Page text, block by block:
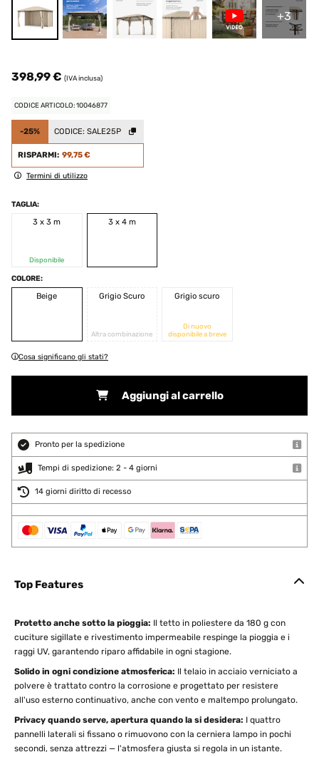
+3
398,99 € (IVA inclusa)
CODICE ARTICOLO: 10046877
-25% CODICE: SALE25P
RISPARMI: 99,75 €
Termini di utilizzo
TAGLIA:
3 x 3 m
Disponibile
3 x 4 m
COLORE:
Beige
Grigio Scuro
Altra combinazione
Grigio scuro
Di nuovo
disponibile a breve
Cosa significano gli stati?
Aggiungi al carrello
Pronto per la spedizione
Tempi di spedizione: 2 - 4 giorni
14 giorni diritto di recesso
Top Features
Protetto anche sotto la pioggia: Il tetto in poliestere da 180 g con
cuciture sigillate e rivestimento impermeabile respinge la pioggia e i
raggi UV, garantendo riparo affidabile in ogni stagione.
Solido in ogni condizione atmosferica: Il telaio in acciaio verniciato a
polvere è trattato contro la corrosione e progettato per resistere
all'uso esterno continuativo, anche con vento e maltempo prolungato.
Privacy quando serve, apertura quando la si desidera: I quattro
pannelli laterali si fissano o rimuovono con la cerniera lampo in pochi
secondi, senza attrezzi — l'atmosfera giusta si regola in un istante.